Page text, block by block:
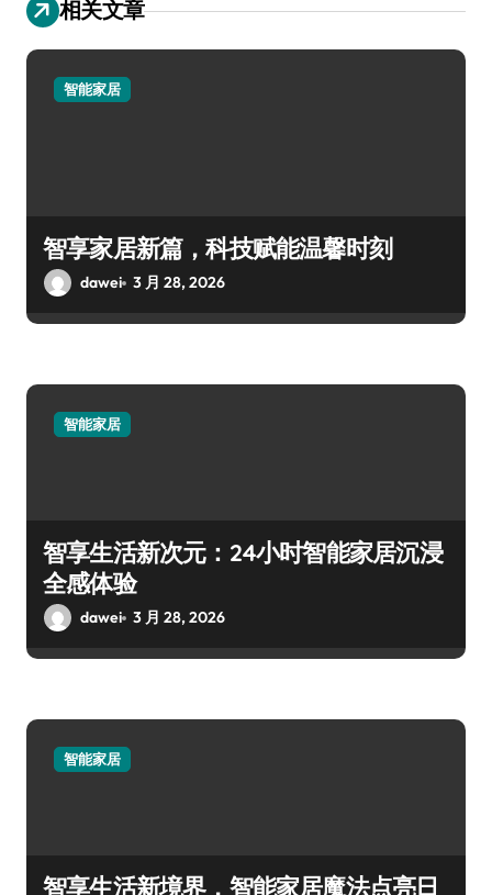
相关文章
智能家居
智享家居新篇，科技赋能温馨时刻
dawei 3 月 28, 2026
智能家居
智享生活新次元：24小时智能家居沉浸
全感体验
dawei 3 月 28, 2026
智能家居
智享生活新境界，智能家居魔法点亮日